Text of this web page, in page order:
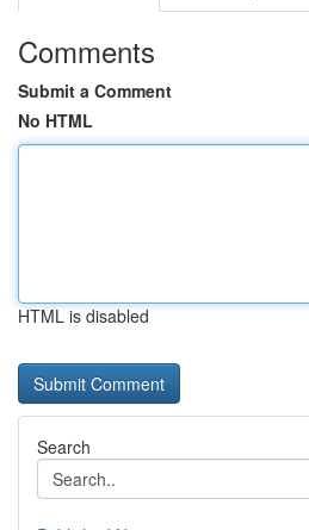
Comments
Submit a Comment
No HTML
HTML is disabled
Search